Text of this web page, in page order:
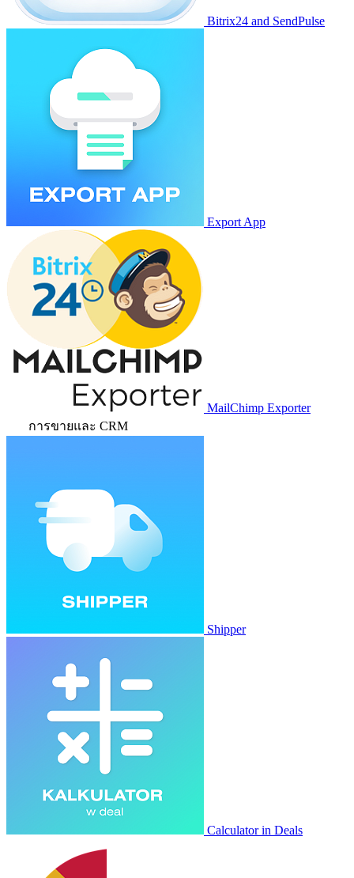
Bitrix24 and SendPulse
Export App
MailChimp Exporter
การขายและ CRM
Shipper
Calculator in Deals